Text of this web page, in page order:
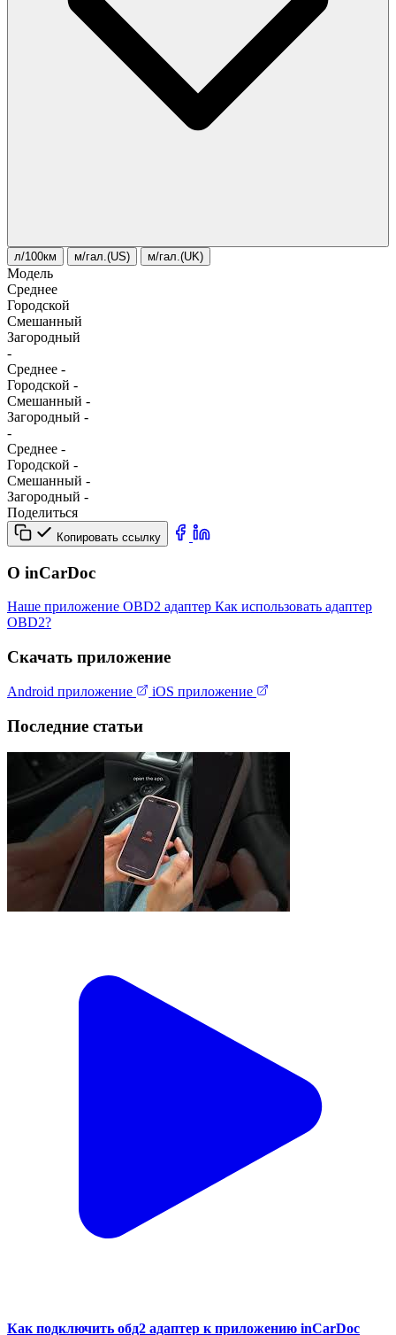
л/100км м/гал.(US) м/гал.(UK)
Модель
Среднее
Городской
Смешанный
Загородный
-
Среднее -
Городской -
Смешанный -
Загородный -
-
Среднее -
Городской -
Смешанный -
Загородный -
Поделиться
Копировать ссылку
О inCarDoc
Наше приложение OBD2 адаптер Как использовать адаптер
OBD2?
Скачать приложение
Android приложение iOS приложение
Последние статьи
Как подключить обд2 адаптер к приложению inCarDoc